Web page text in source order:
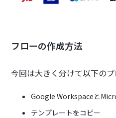
フローの作成方法
今回は大きく分けて以下のプ
Google Workspaceと
テンプレートをコピー